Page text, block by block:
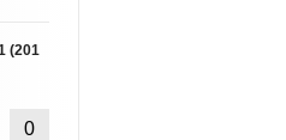
(201
0